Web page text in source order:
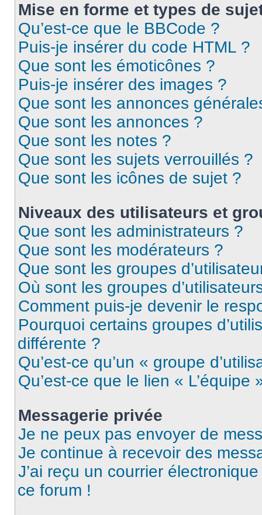
Mise en forme et types de
Qu’est-ce que le BBCode ?
Puis-je insérer du code HTML ?
Que sont les émoticônes ?
Puis-je insérer des images ?
Que sont les annonces
Que sont les annonces ?
Que sont les notes ?
Que sont les sujets verrouillés ?
Que sont les icônes de sujet ?
Niveaux des utilisateurs et
Que sont les administrateurs ?
Que sont les modérateurs ?
Que sont les groupes
Où sont les groupes
Comment puis-je devenir le
Pourquoi certains groupes
différente ?
Qu’est-ce qu’un « groupe
Qu’est-ce que le lien « L’équipe
Messagerie privée
Je ne peux pas envoyer de
Je continue à recevoir des
J’ai reçu un courrier
ce forum !